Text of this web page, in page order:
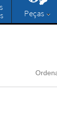
Peças